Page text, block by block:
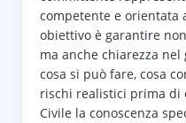
competente e orientata
obiettivo è garantire
ma anche chiarezza
cosa si può fare, cosa
rischi realistici prima di
Civile la conoscenza